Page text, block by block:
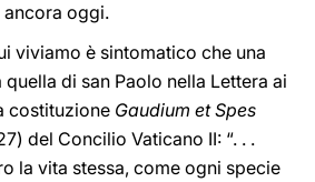
ancora oggi.
viviamo è sintomatico che una
di san Paolo nella Lettera ai
costituzione Gaudium et Spes
del Concilio Vaticano II: “. . .
la vita stessa, come ogni specie